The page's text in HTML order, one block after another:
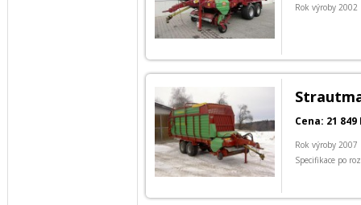
Rok výroby 2002
Cena: 21 849
Rok výroby 2007
Specifikace po